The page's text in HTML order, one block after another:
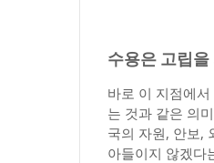
수용은 고립
바로 이 지점에
는 것과 같은 의
국의 자원, 안보,
아들이지 않겠다